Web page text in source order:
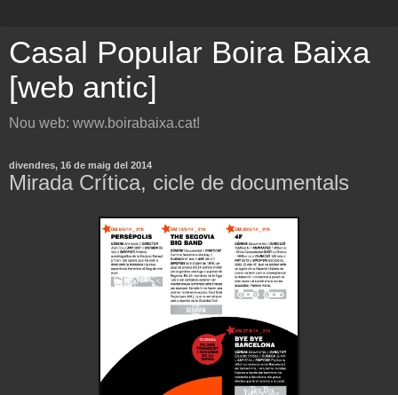
Casal Popular Boira Baixa
[web antic]
Nou web: www.boirabaixa.cat!
divendres, 16 de maig del 2014
Mirada Crítica, cicle de documentals